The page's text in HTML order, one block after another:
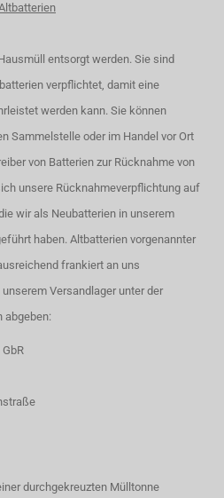
entsorgt werden. Sie sind
verpflichtet, damit eine
werden kann. Sie können
Sammelstelle oder im Handel vor Ort
von Batterien zur Rücknahme von
unsere Rücknahmeverpflichtung auf
wir als Neubatterien in unserem
haben. Altbatterien vorgenannter
frankiert an uns
Versandlager unter der
abgeben:
durchgekreuzten Mülltonne